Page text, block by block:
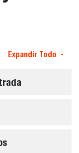
Expandir Todo